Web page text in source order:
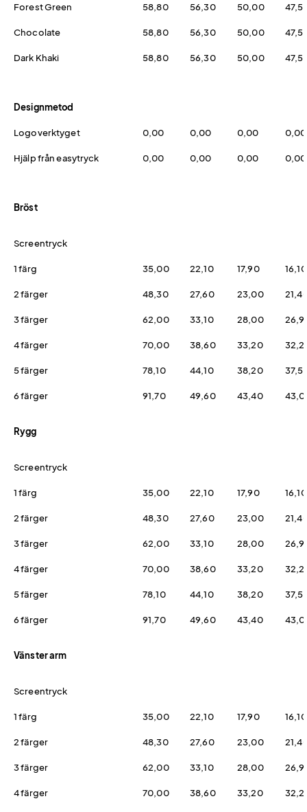
Forest Green 58,80 56,30 50,00
Chocolate 58,80 56,30 50,00
Dark Khaki 58,80 56,30 50,00
Designmetod
Logoverktyget 0,00 0,00 0,00 0,00
Hjälp från easytryck 0,00 0,00 0,00 0,00
Bröst
Screentryck
1 färg 35,00 22,10 17,90 16,10
2 färger 48,30 27,60 23,00
3 färger 62,00 33,10 28,00
4 färger 70,00 38,60 33,20
5 färger 78,10 44,10 38,20
6 färger 91,70 49,60 43,40
Rygg
Screentryck
1 färg 35,00 22,10 17,90 16,10
2 färger 48,30 27,60 23,00
3 färger 62,00 33,10 28,00
4 färger 70,00 38,60 33,20
5 färger 78,10 44,10 38,20
6 färger 91,70 49,60 43,40
Vänster arm
Screentryck
1 färg 35,00 22,10 17,90 16,10
2 färger 48,30 27,60 23,00
3 färger 62,00 33,10 28,00
4 färger 70,00 38,60 33,20